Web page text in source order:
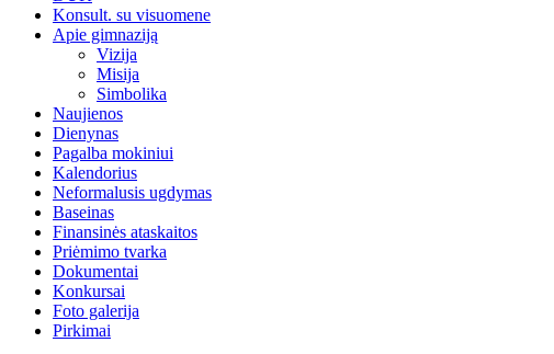
Konsult. su visuomene
Apie gimnaziją
Vizija
Misija
Simbolika
Naujienos
Dienynas
Pagalba mokiniui
Kalendorius
Neformalusis ugdymas
Baseinas
Finansinės ataskaitos
Priėmimo tvarka
Dokumentai
Konkursai
Foto galerija
Pirkimai